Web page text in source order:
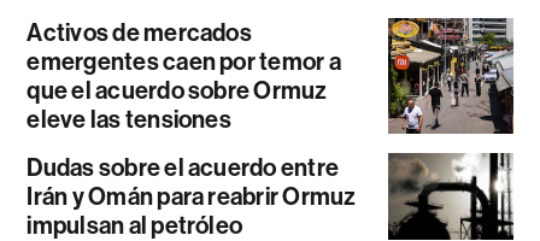
Activos de mercados
emergentes caen por temor a
que el acuerdo sobre Ormuz
eleve las tensiones
Dudas sobre el acuerdo entre
Irán y Omán para reabrir Ormuz
impulsan al petróleo